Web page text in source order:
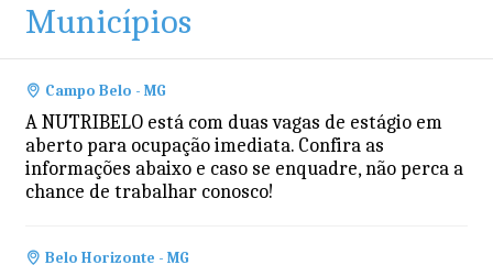
Municípios
Campo Belo - MG
A NUTRIBELO está com duas vagas de estágio em
aberto para ocupação imediata. Confira as
informações abaixo e caso se enquadre, não perca a
chance de trabalhar conosco!
Belo Horizonte - MG